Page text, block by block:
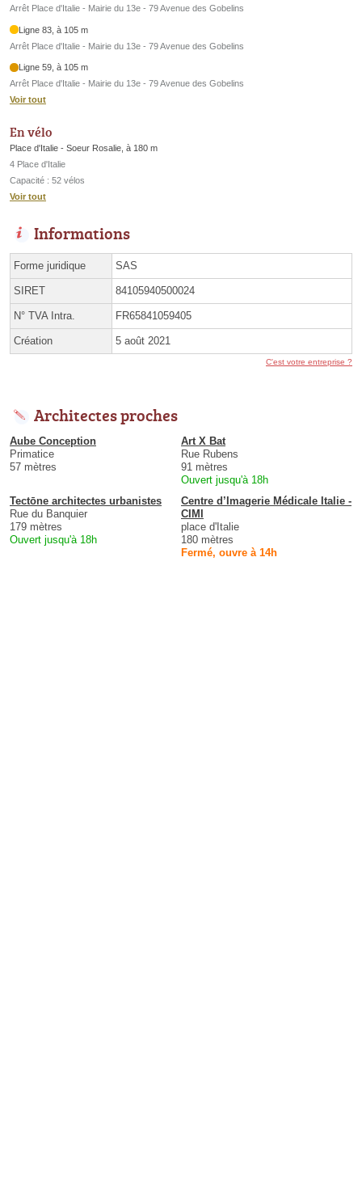
Arrêt Place d'Italie - Mairie du 13e - 79 Avenue des Gobelins
Ligne 83, à 105 m
Arrêt Place d'Italie - Mairie du 13e - 79 Avenue des Gobelins
Ligne 59, à 105 m
Arrêt Place d'Italie - Mairie du 13e - 79 Avenue des Gobelins
Voir tout
En vélo
Place d'Italie - Soeur Rosalie, à 180 m
4 Place d'Italie
Capacité : 52 vélos
Voir tout
Informations
Forme juridique SAS
SIRET 84105940500024
N° TVA Intra. FR65841059405
Création 5 août 2021
C'est votre entreprise ?
Architectes proches
Aube Conception
Primatice
57 mètres
Art X Bat
Rue Rubens
91 mètres
Ouvert jusqu'à 18h
Tectōne architectes urbanistes
Rue du Banquier
179 mètres
Ouvert jusqu'à 18h
Centre d’Imagerie Médicale Italie -
CIMI
place d'Italie
180 mètres
Fermé, ouvre à 14h